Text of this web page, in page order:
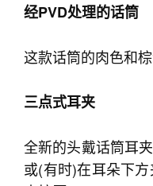
经PVD处理的话筒
这款话筒的肉色和
三点式耳夹
全新的头戴话筒耳
或(有时)在耳朵下